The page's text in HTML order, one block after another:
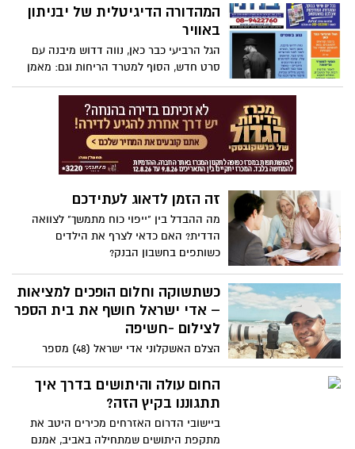
עד לצנחנים וגם: כל הטורים האהובים, חדשות
ופורטונה
המהדורה הדיגיטלית של יבניתון
באוויר
הגל הרביעי כבר כאן, נווה דדוש מיבנה עם
סרט חדש, הסוף למטרד הריחות וגם: מאמן
חדש לקבוצת הנשים ומכבי יבנה מתחזקת
זה הזמן לדאוג לעתידכם
מה ההבדל בין "ייפוי כוח מתמשך" לצוואה
הדדית? האם כדאי לצרף את הילדים
כשותפים בחשבון הבנק?
כשתשוקה וחלום הופכים למציאות
– אדי ישראל חושף את בית הספר
לצילום -חשיפה
הצלם האשקלוני אדי ישראל (48) מספר
מאיפה התחילה האהבה לצילום, מדוע הקריב
את חייו על גבול עזה עבור תמונה, ואיך ילד
שלא ממש הצליח לו עם בית הספר וציונים,
החום עולה והיתושים בדרך איך
תתגוננו בקיץ הזה?
ביישובי הדרום האזרחים מכירים היטב את
מתקפת היתושים שמתחילה באביב, אמנם